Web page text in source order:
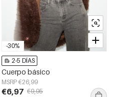
-30%
2-5 DÍAS
Cuerpo básico
MSRP €26,99
€6,97 €9,95